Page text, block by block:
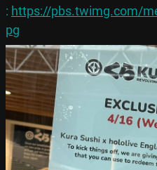
: https://pbs.twimg.com/
pg